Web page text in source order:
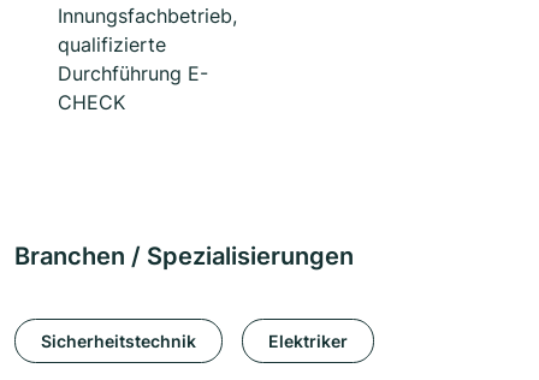
Innungsfachbetrieb,
qualifizierte
Durchführung E-
CHECK
Branchen / Spezialisierungen
Sicherheitstechnik Elektriker